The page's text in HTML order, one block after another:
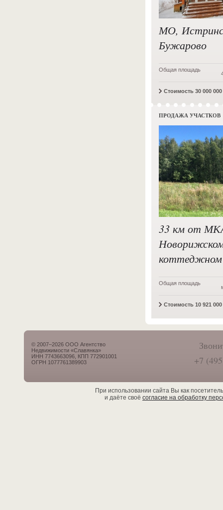
МО,
Бужарово
Общая площадь
Стоимость 30 000
ПРОДАЖА УЧАСТКОВ
33 км от
коттеджном
Общая площадь
Стоимость 10 921
© 2007–2026 ООО Агентство
Недвижимости «Славянка»
ИНН 7743663096, КПП 772901001
ОГРН 1077761389903
+7
При использовании сайта Вы как
и даёте своё согласие на обработку